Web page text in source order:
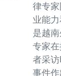
律专
业能
是越
专家
者采
事件作